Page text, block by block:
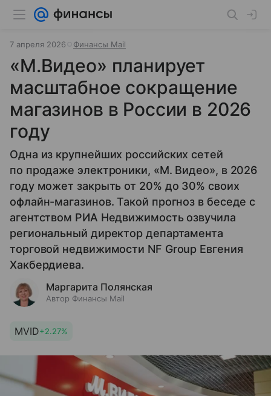
7 апреля 2026 Финансы Mail
«М.Видео» планирует
масштабное сокращение
магазинов в России в 2026
году
Одна из крупнейших российских сетей
по продаже электроники, «М. Видео», в 2026
году может закрыть от 20% до 30% своих
офлайн-магазинов. Такой прогноз в беседе с
агентством РИА Недвижимость озвучила
региональный директор департамента
торговой недвижимости NF Group Евгения
Хакбердиева.
Маргарита Полянская
Автор Финансы Mail
MVID+2.27%